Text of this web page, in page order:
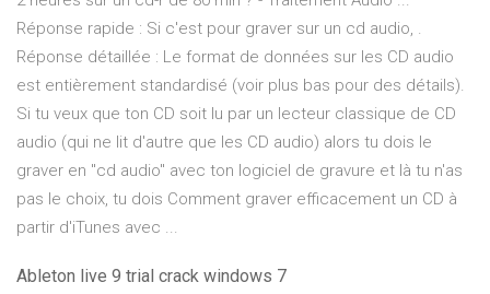
Réponse rapide : Si c'est pour graver sur un cd audio, .
Réponse détaillée : Le format de données sur les CD audio
est entièrement standardisé (voir plus bas pour des détails).
Si tu veux que ton CD soit lu par un lecteur classique de CD
audio (qui ne lit d'autre que les CD audio) alors tu dois le
graver en "cd audio" avec ton logiciel de gravure et là tu n'as
pas le choix, tu dois Comment graver efficacement un CD à
partir d'iTunes avec ...
Ableton live 9 trial crack windows 7